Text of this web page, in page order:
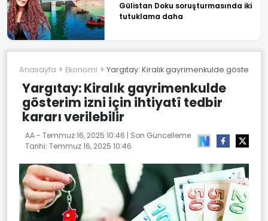
Gülistan Doku soruşturmasında iki
tutuklama daha
Anasayfa Ekonomi Yargıtay: Kiralık gayrimenkulde gösterim
Yargıtay: Kiralık gayrimenkulde
gösterim izni için ihtiyatî tedbir
kararı verilebilir
AA - Temmuz 16, 2025 10:46 | Son Güncelleme
Tarihi: Temmuz 16, 2025 10:46